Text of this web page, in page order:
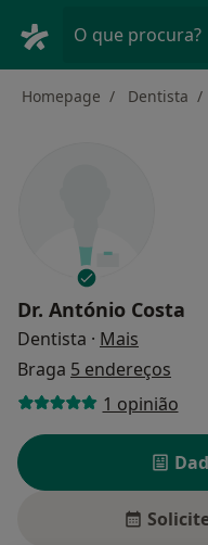
O que procura?
Homepage Dentista
Dr. António Costa
Dentista · Mais
Braga 5 endereços
1 opinião